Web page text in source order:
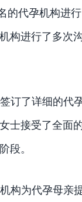
的代孕机构进
构进行了多次
订了详细的代
士接受了全面
段。
构为代孕母亲